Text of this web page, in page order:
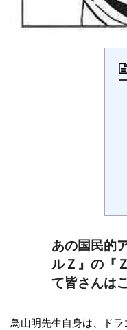
あの国民的
ルＺ』の『
て皆さんは
鳥山明先生自身は、ド